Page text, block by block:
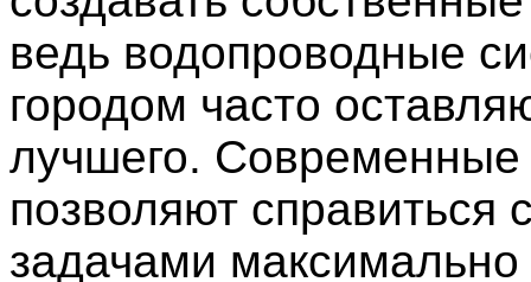
ведь водопроводные
городом часто
лучшего. Современные
позволяют справиться
задачами максимально